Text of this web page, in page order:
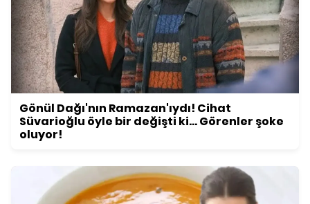
Gönül Dağı'nın Ramazan'ıydı! Cihat
Süvarioğlu öyle bir değişti ki... Görenler şoke
oluyor!